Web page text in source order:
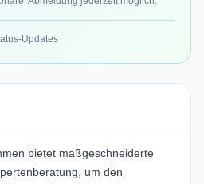
Updates
bietet maßgeschneiderte
um den